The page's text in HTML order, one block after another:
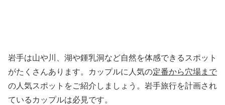
岩手は山や川、湖や鍾乳洞など自然を体感できるスポット
がたくさんあります。カップルに人気の定番から穴場まで
の人気スポットをご紹介しましょう。岩手旅行を計画され
ているカップルは必見です。